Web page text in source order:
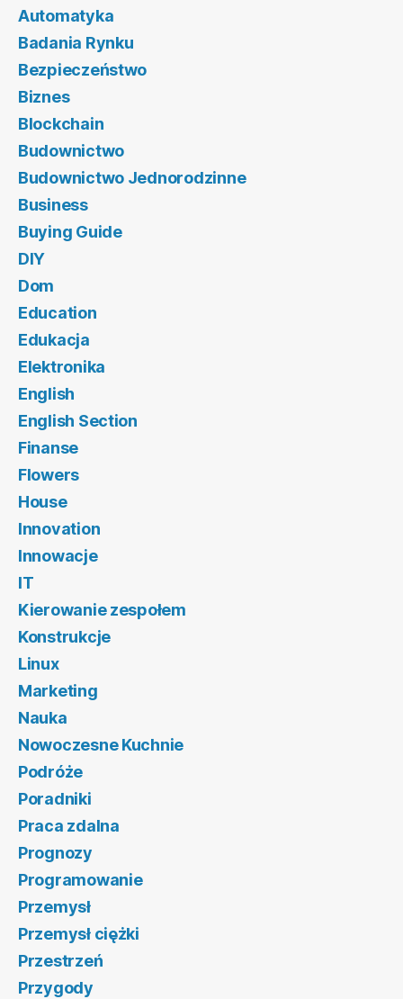
Automatyka
Badania Rynku
Bezpieczeństwo
Biznes
Blockchain
Budownictwo
Budownictwo Jednorodzinne
Business
Buying Guide
DIY
Dom
Education
Edukacja
Elektronika
English
English Section
Finanse
Flowers
House
Innovation
Innowacje
IT
Kierowanie zespołem
Konstrukcje
Linux
Marketing
Nauka
Nowoczesne Kuchnie
Podróże
Poradniki
Praca zdalna
Prognozy
Programowanie
Przemysł
Przemysł ciężki
Przestrzeń
Przygody